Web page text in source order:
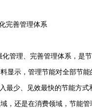
完善管理体系
化管理、完善管理体系，是
显示，管理节能对全部节能
最少、见效最快的节能方
，还是在消费领域，节能